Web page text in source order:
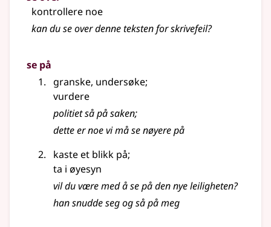
kontrollere noe
kan du se over denne teksten for skrivefeil?
se på
granske, undersøke;
vurdere
politiet så på saken;
dette er noe vi må se nøyere på
kaste et blikk på;
ta i øyesyn
vil du være med å se på den nye leiligheten?
han snudde seg og så på meg